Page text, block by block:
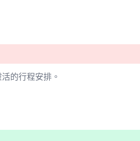
的行程安排。